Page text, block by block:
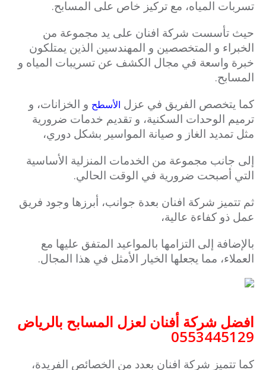
تسربات المياه، مع تركيز خاص على المسابح.
حيث تأسست شركة افنان على يد مجموعة من
الخبراء و المتخصصين و المهندسين الذين يمتلكون
خبرة واسعة في مجال الكشف عن تسريبات المياه و
المسابح.
كما يتخصص الفريق في عزل الأسطح و الخزانات، و
ترميم الوحدات السكنية، و تقديم خدمات ضرورية
مثل تمديد الغاز و صيانة المواسير بشكل دوري،
إلى جانب مجموعة من الخدمات المنزلية الأساسية
التي أصبحت ضرورية في الوقت الحالي.
ثم تتميز شركة افنان بعدة جوانب، أبرزها وجود فريق
عمل ذو كفاءة عالية،
بالإضافة إلى التزامها بالمواعيد المتفق عليها مع
العملاء، مما يجعلها الخيار الأمثل في هذا المجال.
افضل شركة أفنان لعزل المسابح بالرياض
0553445129
كما تتميز شركة افنان بعدد من الخصائص الفريدة،